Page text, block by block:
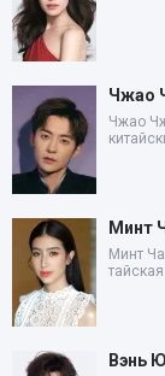
Чжао
Чжао
Минт
Минт
Вэнь